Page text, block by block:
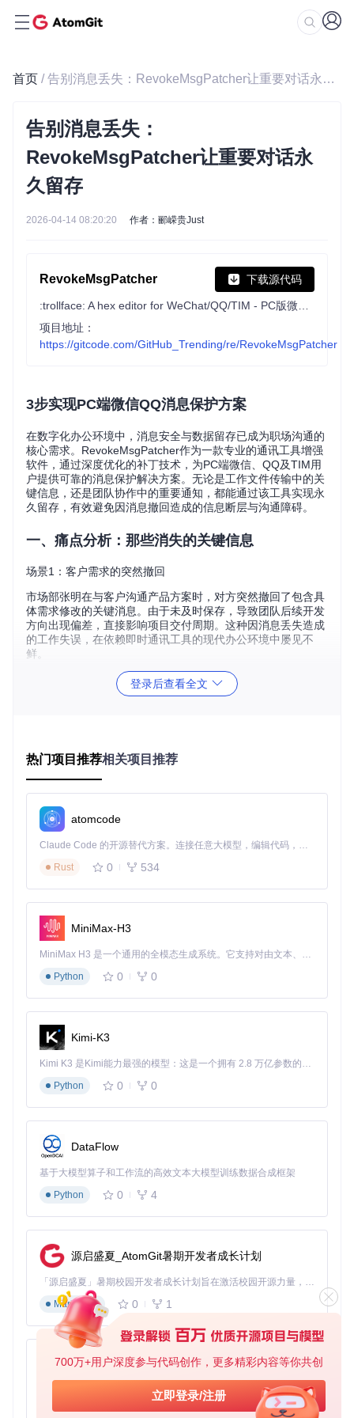
700万+用户深度参与代码创作，更多精彩内容等你共创
立即登录/注册
首页 / 告别消息丢失：RevokeMsgPatcher让重要对话永久留存
告别消息丢失：
RevokeMsgPatcher让重要对话永
久留存
2026-04-14 08:20:20 作者：郦嵘贵Just
RevokeMsgPatcher 下载源代码
项目地址：
https://gitcode.com/GitHub_Trending/re/RevokeMsgPatcher
3步实现PC端微信QQ消息保护方案
在数字化办公环境中，消息安全与数据留存已成为职场沟通的
核心需求。RevokeMsgPatcher作为一款专业的通讯工具增强
软件，通过深度优化的补丁技术，为PC端微信、QQ及TIM用
户提供可靠的消息保护解决方案。无论是工作文件传输中的关
键信息，还是团队协作中的重要通知，都能通过该工具实现永
久留存，有效避免因消息撤回造成的信息断层与沟通障碍。
一、痛点分析：那些消失的关键信息
场景1：客户需求的突然撤回
市场部张明在与客户沟通产品方案时，对方突然撤回了包含具
体需求修改的关键消息。由于未及时保存，导致团队后续开发
方向出现偏差，直接影响项目交付周期。这种因消息丢失造成
的工作失误，在依赖即时通讯工具的现代办公环境中屡见不
鲜。
场景2：团队决策的历史记录缺失
二、核心价值：技术原理与安全保障
RevokeMsgPatcher通过智能识别通讯软件的消息处理模块，
精准定位并修改与撤回功能相关的代码逻辑。该过程不读取消
息内容，仅对程序执行流程进行优化，在确保消息保护功能实
计，支持针对不同版本的微信、QQ及TIM进行动态适配，确
三、实施指南：3步完成消息保护配置
环节1：环境准备与工具获取
检查清单：
确认操作系统为Windows 7及以上版本
目标通讯软件（微信/QQ/TIM）已正确安装
从官方仓库获取工具：
m/GitHub_Trending/re/RevokeMsgPatcher
环节2：安全配置与补丁安装
检查清单：
完全退出所有通讯软件进程
以管理员身份运行RevokeMsgPatcher.exe
等待工具自动完成补丁安装
环节3：功能验证与版本适配
检查清单：
重启通讯软件并发送测试消息
验证撤回功能是否已被成功屏蔽
确认软件其他功能正常运行
记录当前软件版本以便后续更新
四、进阶技巧：提升消息保护体验
登录后查看全文
热门项目推荐相关项目推荐
atomcode
Claude Code 的开源替代方案。连接任意大模型，编辑代码，运行命令，自动验证 — 全自动执行。用 Rust 构建，极致性能。 ｜ An open-source alternative to Claude Code. Connect any LLM, edit code, run commands, and verify changes — autonomously. Built in Rust for speed. Get Started
Rust
0 534
MiniMax-H3
MiniMax H3 是一个通用的全模态生成系统。它支持对由文本、图像、视频和音频组成的多模态上下文进行统一理解，并能生成分辨率高达 2K、时长可达 15 秒的带原生立体声音频的视频。得益于面向任务泛化的系统设计，H3 在预训练阶段就已具备广泛的多模态上下文理解与生成能力，能够出色地执行复杂的多模态指令。
Python
0 0
Kimi-K3
Kimi K3 是Kimi能力最强的模型：这是一个拥有 2.8 万亿参数的混合专家（MoE）模型，具备原生视觉理解能力，并支持 100 万 token 的上下文窗口。
Python
0 0
DataFlow
基于大模型算子和工作流的高效文本大模型训练数据合成框架
Python
0 4
源启盛夏_AtomGit暑期开发者成长计划
「源启盛夏」暑期校园开发者成长计划旨在激活校园开源力量，通过积分激励、认证扶持、资源倾斜等形式，引导高校组织和开发者完成「入驻 — 建项目 — 做贡献 — 获认证 — 得资源」的完整闭环。无论你是想带领社团入驻平台的组织者，还是希望用代码贡献证明自己的开发者，都能在这里找到属于你的成长路径。
Markdown
0 1
py-xiaozhi
基于Python的Xiaozhi AI，适用于想要完整Xiaozhi体验而无需拥有专用硬件的用户。
Python
0 1